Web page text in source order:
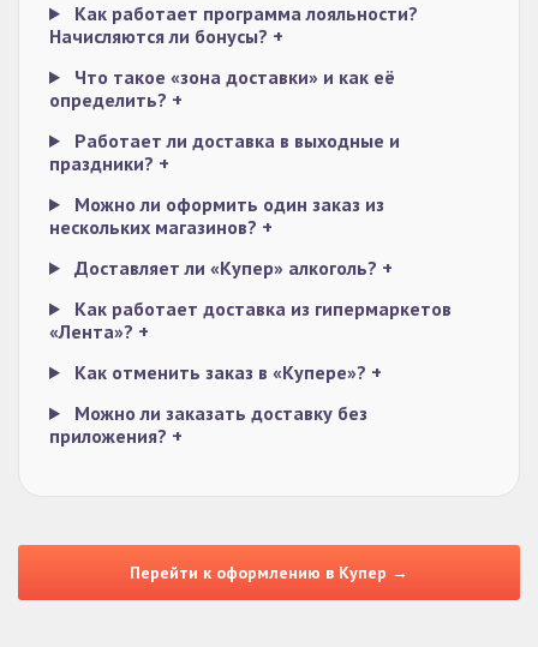
Как работает программа лояльности?
Начисляются ли бонусы? +
Что такое «зона доставки» и как её
определить? +
Работает ли доставка в выходные и
праздники? +
Можно ли оформить один заказ из
нескольких магазинов? +
Доставляет ли «Купер» алкоголь? +
Как работает доставка из гипермаркетов
«Лента»? +
Как отменить заказ в «Купере»? +
Можно ли заказать доставку без
приложения? +
Перейти к оформлению в Купер →